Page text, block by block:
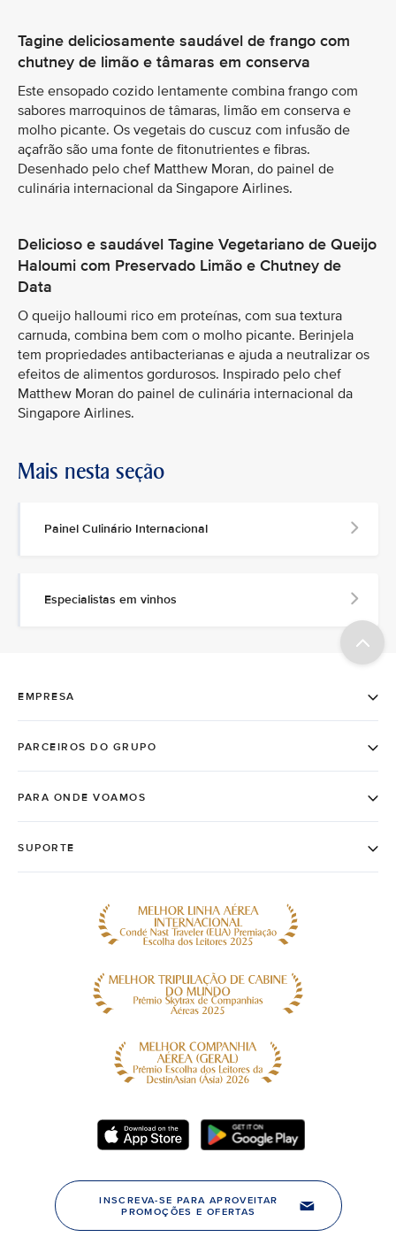
Tagine deliciosamente saudável de frango com
chutney de limão e tâmaras em conserva
Este ensopado cozido lentamente combina frango com
sabores marroquinos de tâmaras, limão em conserva e
molho picante. Os vegetais do cuscuz com infusão de
açafrão são uma fonte de fitonutrientes e fibras.
Desenhado pelo chef Matthew Moran, do painel de
culinária internacional da Singapore Airlines.
Delicioso e saudável Tagine Vegetariano de Queijo
Haloumi com Preservado Limão e Chutney de
Data
O queijo halloumi rico em proteínas, com sua textura
carnuda, combina bem com o molho picante. Berinjela
tem propriedades antibacterianas e ajuda a neutralizar os
efeitos de alimentos gordurosos. Inspirado pelo chef
Matthew Moran do painel de culinária internacional da
Singapore Airlines.
Mais nesta seção
Painel Culinário Internacional
Especialistas em vinhos